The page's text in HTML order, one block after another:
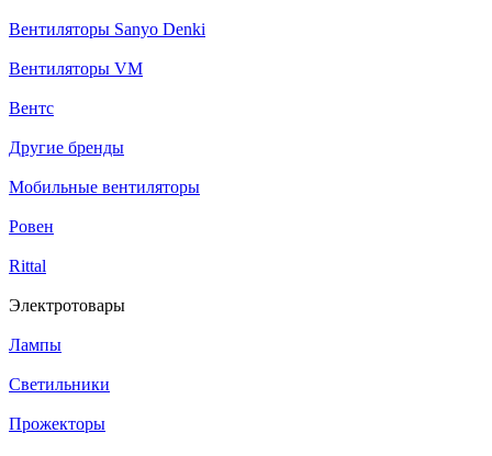
Вентиляторы Sanyo Denki
Вентиляторы VM
Вентс
Другие бренды
Мобильные вентиляторы
Ровен
Rittal
Электротовары
Лампы
Светильники
Прожекторы